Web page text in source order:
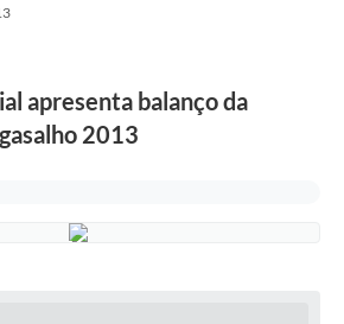
apresenta balanço da
2013